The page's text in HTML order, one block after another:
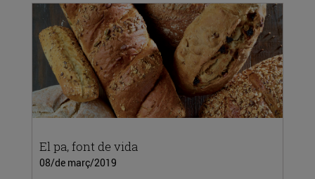
El pa, font de vida
08/de març/2019